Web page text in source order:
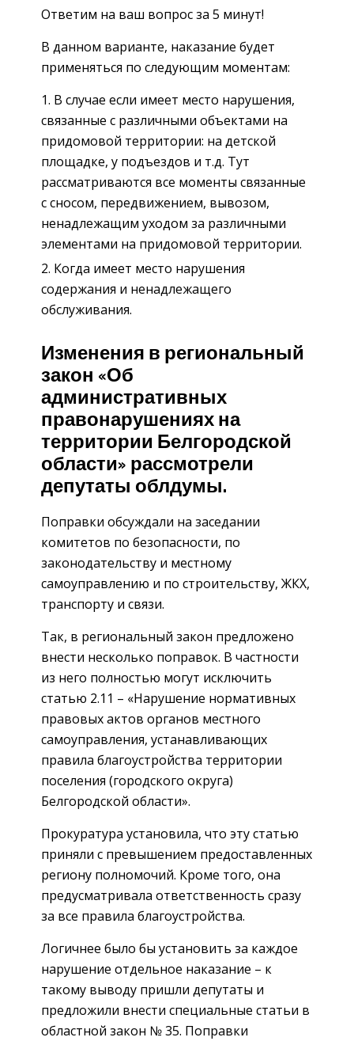
Ответим на ваш вопрос за 5 минут!
В данном варианте, наказание будет
применяться по следующим моментам:
В случае если имеет место нарушения,
связанные с различными объектами на
придомовой территории: на детской
площадке, у подъездов и т.д. Тут
рассматриваются все моменты связанные
с сносом, передвижением, вывозом,
ненадлежащим уходом за различными
элементами на придомовой территории.
Когда имеет место нарушения
содержания и ненадлежащего
обслуживания.
Изменения в региональный
закон «Об
административных
правонарушениях на
территории Белгородской
области» рассмотрели
депутаты облдумы.
Поправки обсуждали на заседании
комитетов по безопасности, по
законодательству и местному
самоуправлению и по строительству, ЖКХ,
транспорту и связи.
Так, в региональный закон предложено
внести несколько поправок. В частности
из него полностью могут исключить
статью 2.11 – «Нарушение нормативных
правовых актов органов местного
самоуправления, устанавливающих
правила благоустройства территории
поселения (городского округа)
Белгородской области».
Прокуратура установила, что эту статью
приняли с превышением предоставленных
региону полномочий. Кроме того, она
предусматривала ответственность сразу
за все правила благоустройства.
Логичнее было бы установить за каждое
нарушение отдельное наказание – к
такому выводу пришли депутаты и
предложили внести специальные статьи в
областной закон № 35. Поправки